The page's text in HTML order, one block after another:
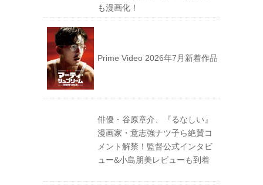
も漫画化！
Prime Video 2026年7月新着作品
俳優・谷原章介、『るなしい』
漫画家・意志強ナツ子ら絶賛コ
メント解禁！監督公式インタビ
ュー&小島朋美レビューも到着